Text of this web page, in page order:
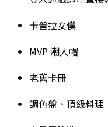
卡普拉女僕
MVP 潮人帽
老舊卡冊
調色盤、頂級料理